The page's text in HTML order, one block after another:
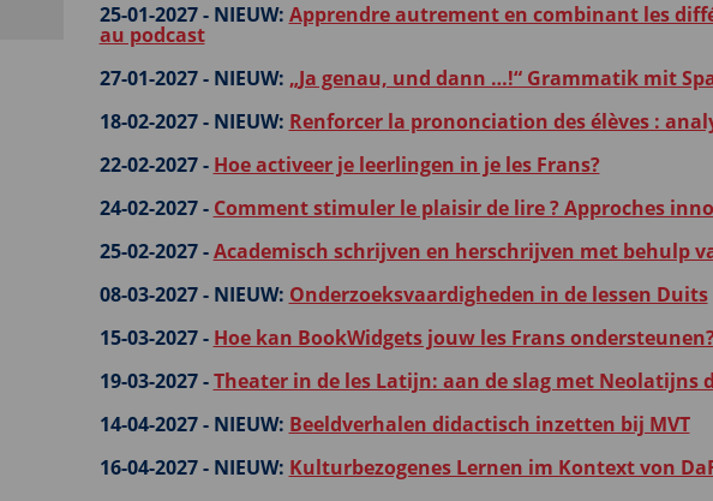
25-01-2027 - NIEUW: Apprendre autrement en combinant les
au podcast
27-01-2027 - NIEUW: „Ja genau, und dann …!“ Grammatik mit
18-02-2027 - NIEUW: Renforcer la prononciation des élèves :
22-02-2027 - Hoe activeer je leerlingen in je les Frans?
24-02-2027 - Comment stimuler le plaisir de lire ? Approches
25-02-2027 -Academisch schrijven en herschrijven met behulp
08-03-2027 - NIEUW: Onderzoeksvaardigheden in de lessen Duits
15-03-2027 - Hoe kan BookWidgets jouw les Frans ondersteunen?
19-03-2027 -Theater in de les Latijn: aan de slag met Neolatijns
14-04-2027 - NIEUW: Beeldverhalen didactisch inzetten bij MVT
16-04-2027 - NIEUW: Kulturbezogenes Lernen im Kontext von